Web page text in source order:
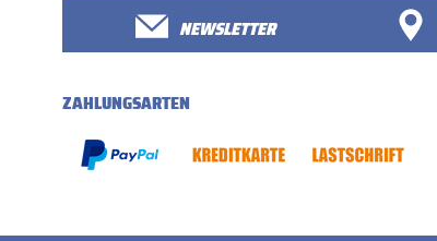
NEWSLETTER
ZAHLUNGSARTEN